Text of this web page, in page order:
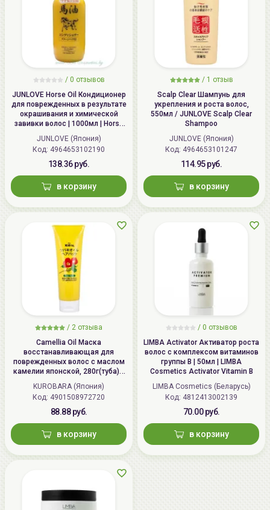
/ 0 отзывов
JUNLOVE Horse Oil Кондиционер
для поврежденных в результате
окрашивания и химической
завивки волос | 1000мл | Horse
Oil Conditioner
JUNLOVE (Япония)
Код: 4964653102190
138.36 руб.
в корзину
/ 1 отзыв
Scalp Clear Шампунь для
укрепления и роста волос,
550мл / JUNLOVE Scalp Clear
Shampoo
JUNLOVE (Япония)
Код: 4964653101247
114.95 руб.
в корзину
/ 2 отзыва
Camellia Oil Маска
восстанавливающая для
поврежденных волос с маслом
камелии японской, 280г(туба) /
KUROBARA Camellia Oil Hair Pack
KUROBARA (Япония)
Код: 4901508972720
88.88 руб.
в корзину
/ 0 отзывов
LIMBA Activator Активатор роста
волос с комплексом витаминов
группы В | 50мл | LIMBA
Cosmetics Activator Vitamin B
LIMBA Cosmetics (Беларусь)
Код: 4812413002139
70.00 руб.
в корзину